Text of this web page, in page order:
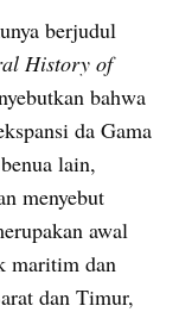
History of
bahwa
da Gama
lain,
menyebut
awal
maritim dan
dan Timur,